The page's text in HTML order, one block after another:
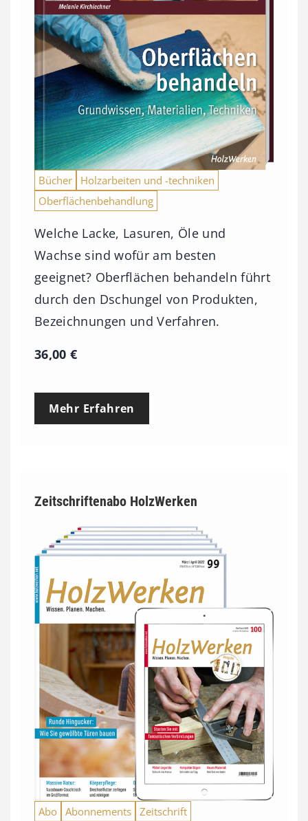
Bücher
Holzarbeiten und -techniken
Oberflächenbehandlung
Welche Lacke, Lasuren, Öle und
Wachse sind wofür am besten
geeignet? Oberflächen behandeln führt
durch den Dschungel von Produkten,
Bezeichnungen und Verfahren.
36,00€
Mehr Erfahren
Zeitschriftenabo HolzWerken
Abo Abonnements Zeitschrift